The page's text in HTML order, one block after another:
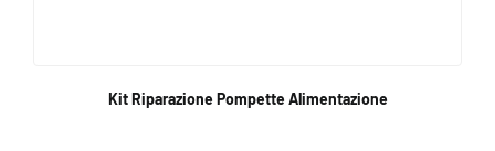
Kit Riparazione Pompette Alimentazione